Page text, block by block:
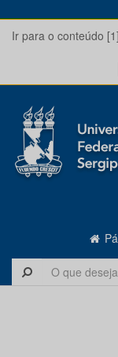
Ir para o conteúdo [1]